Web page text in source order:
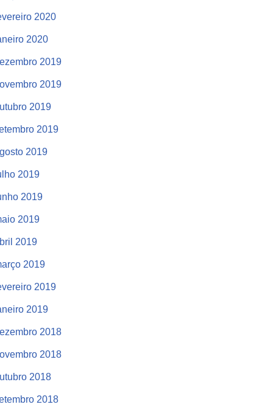
2020
2020
2019
2019
2019
2019
2019
2019
2019
2019
2019
2019
2019
2019
2018
2018
2018
2018